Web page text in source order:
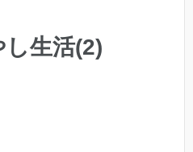
生活(2)